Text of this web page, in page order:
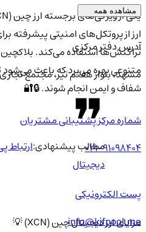
ارز از پروتکل‌های امنیتی پیشرفته
تراکنش‌ها استفاده می‌کند. بلاکچین
متنوعی بهره می‌برد که باعث
شفاف و ایمن انجام شوند. 🔒🔐
مطالب پیشنهادی:ارتباط
دیجیتال
مزایای ارز دیجیتال چین (XCN) 💡
مشاهده همه
آدرس دفتر مرکزی
مشهد، بلوار هفتم تیر، مجتمع تجاری
شماره مرکز پشتیبانی مشتریان
021-91098404
پست الکترونیکی
info@kifpool.me